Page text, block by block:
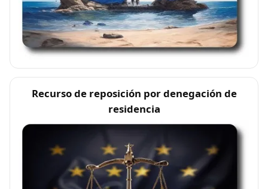
Recurso de reposición por denegación de
residencia